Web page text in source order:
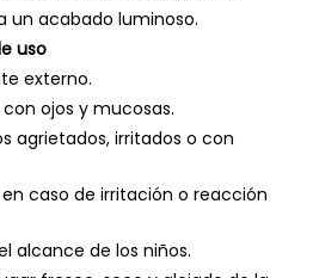
un acabado luminoso.
uso
externo.
ojos y mucosas.
agrietados, irritados o con
caso de irritación o reacción
alcance de los niños.